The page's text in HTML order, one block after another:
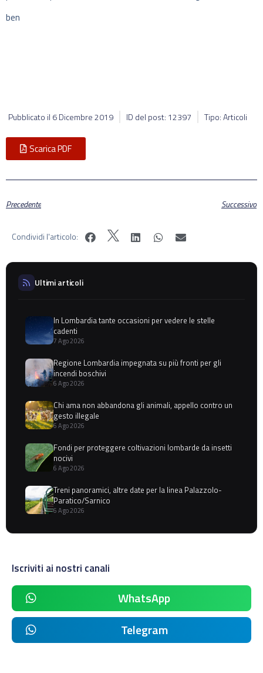
ben
Pubblicato il 6 Dicembre 2019 ID del post: 12397 Tipo: Articoli
Scarica PDF
Precedente Successivo
Condividi l'articolo:
Ultimi articoli
In Lombardia tante occasioni per vedere le stelle
cadenti
7 Ago 2026
Regione Lombardia impegnata su più fronti per gli
incendi boschivi
6 Ago 2026
Chi ama non abbandona gli animali, appello contro un
gesto illegale
6 Ago 2026
Fondi per proteggere coltivazioni lombarde da insetti
nocivi
6 Ago 2026
Treni panoramici, altre date per la linea Palazzolo-
Paratico/Sarnico
6 Ago 2026
Iscriviti ai nostri canali
WhatsApp
Telegram